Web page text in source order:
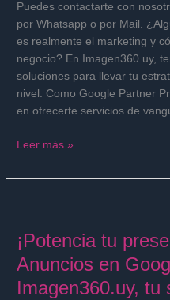
Puedes contactarte con
por Whatsapp o por Mail.
es realmente el marketing y
negocio? En Imagen360.uy,
soluciones para llevar tu
nivel. Como Google Partner
en ofrecerte servicios de
socio
Google
Partner
Premier.
Leer más »
¡Potencia tu
Anuncios en
Imagen360.uy, tu
presencia
en
línea
con